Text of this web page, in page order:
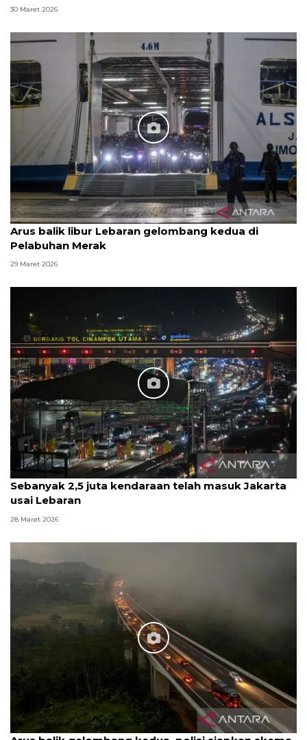
30 Maret 2026
Arus balik libur Lebaran gelombang kedua di
Pelabuhan Merak
29 Maret 2026
Sebanyak 2,5 juta kendaraan telah masuk Jakarta
usai Lebaran
28 Maret 2026